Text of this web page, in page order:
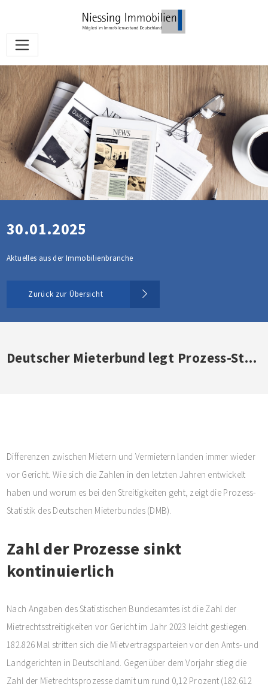
30.01.2025
Aktuelles aus der Immobilienbranche
Zurück zur Übersicht
Deutscher Mieterbund legt Prozess-Statistik 2024 vor
Differenzen zwischen Mietern und Vermietern landen immer wieder
vor Gericht. Wie sich die Zahlen in den letzten Jahren entwickelt
haben und worum es bei den Streitigkeiten geht, zeigt die Prozess-
Statistik des Deutschen Mieterbundes (DMB).
Zahl der Prozesse sinkt
kontinuierlich
Nach Angaben des Statistischen Bundesamtes ist die Zahl der
Mietrechtsstreitigkeiten vor Gericht im Jahr 2023 leicht gestiegen.
182.826 Mal stritten sich die Mietvertragsparteien vor den Amts- und
Landgerichten in Deutschland. Gegenüber dem Vorjahr stieg die
Zahl der Mietrechtsprozesse damit um rund 0,12 Prozent (182.612